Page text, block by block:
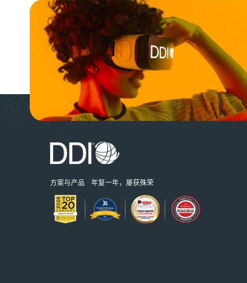
方案与产品 · 年复一年，屡获殊荣